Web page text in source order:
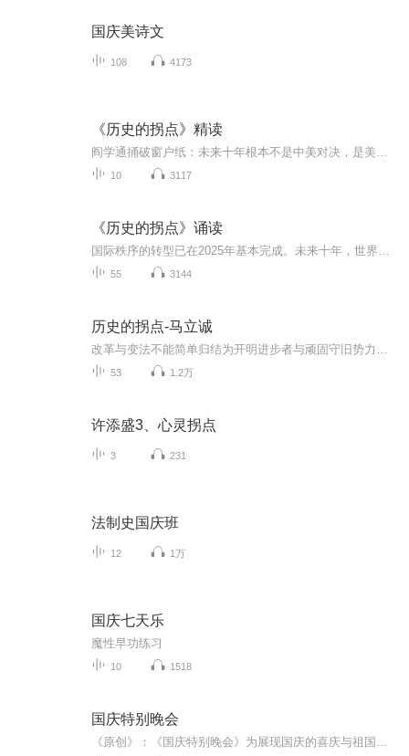
国庆美诗文
108 4173
《历史的拐点》精读
10 3117
《历史的拐点》诵读
55 3144
历史的拐点-马立诚
53 1.2万
许添盛3、心灵拐点
3 231
法制史国庆班
12 1万
国庆七天乐
魔性早功练习
10 1518
国庆特别晚会